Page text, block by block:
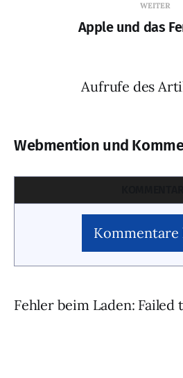
WEITER
Apple und das
Aufrufe des
Webmention und
Kommentare
Fehler beim Laden: Failed